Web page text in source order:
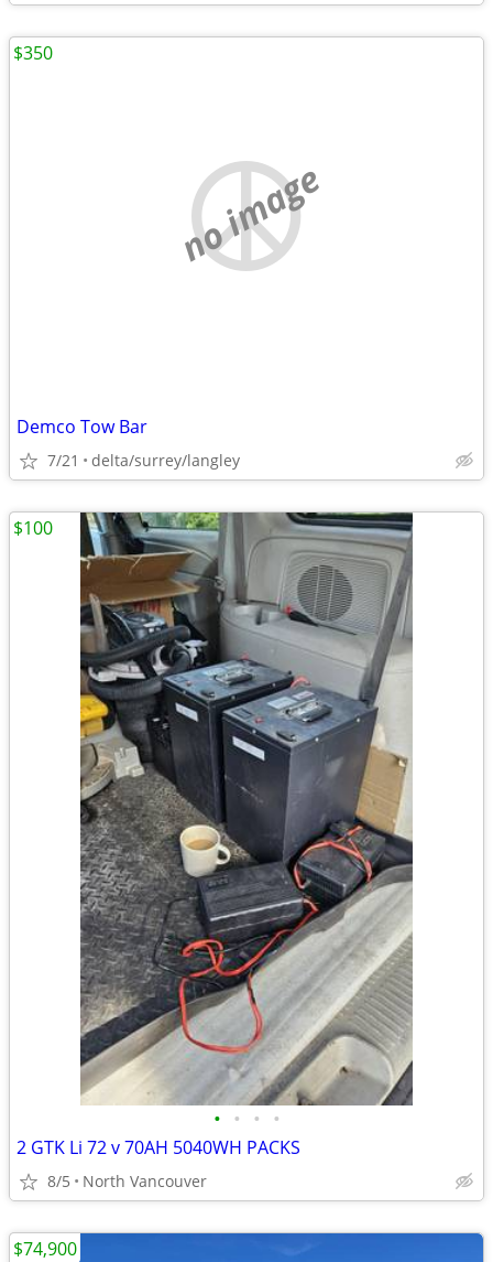
no image
Demco Tow Bar
7/21 delta/surrey/langley
$350
• • • •
2 GTK Li 72 v 70AH 5040WH PACKS
8/5 North Vancouver
$100
$74,900